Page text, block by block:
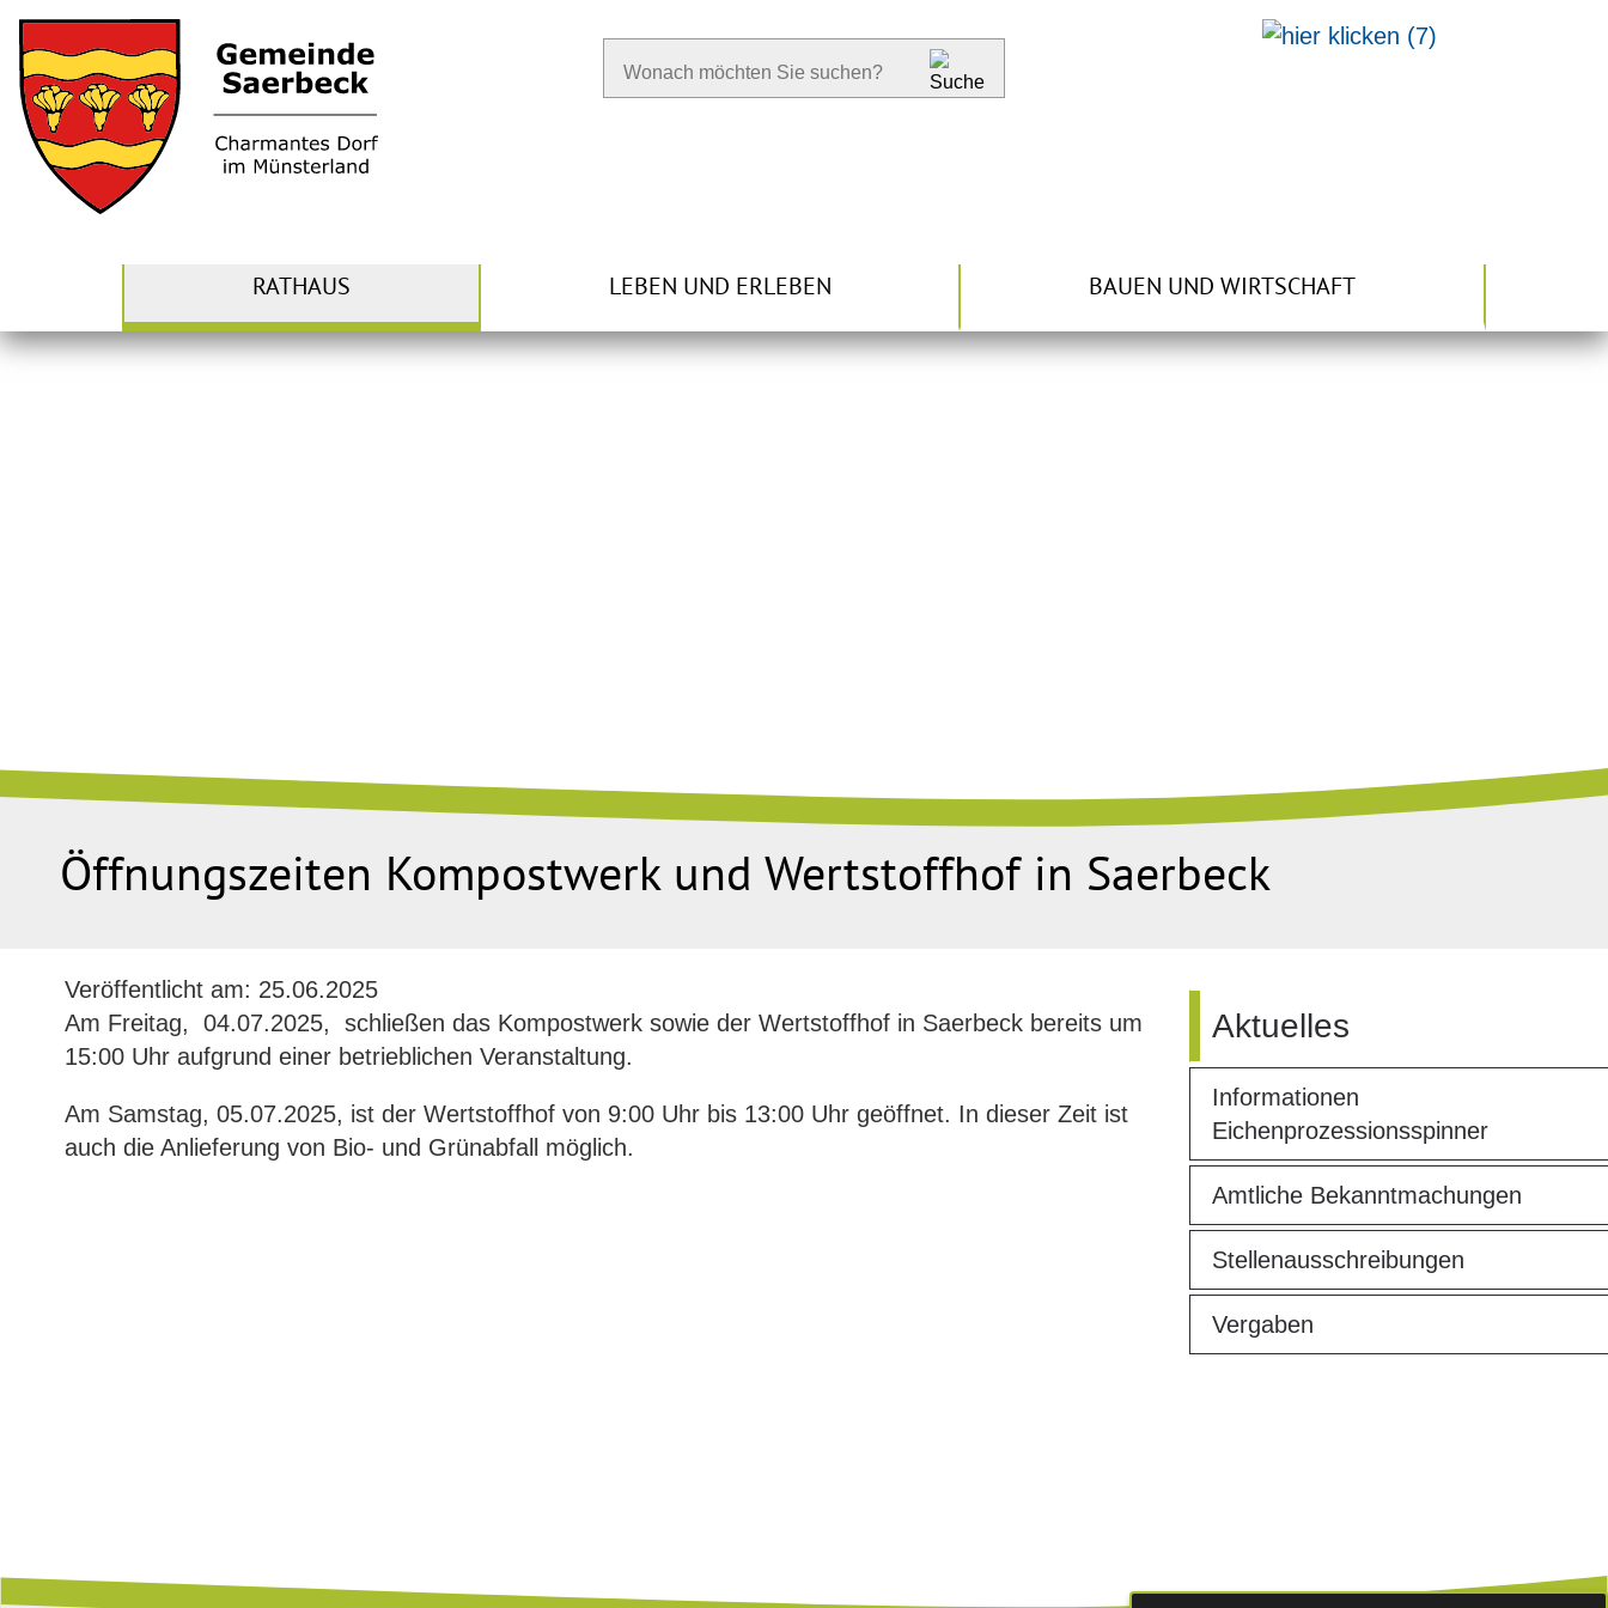
RATHAUS LEBEN UND ERLEBEN BAUEN UND WIRTSCHAFT
Öffnungszeiten Kompostwerk und Wertstoffhof in Saerbeck
Aktuelles
Informationen
Eichenprozessionsspinner
Amtliche Bekanntmachungen
Stellenausschreibungen
Vergaben
Veröffentlicht am: 25.06.2025
Am Freitag, 04.07.2025, schließen das Kompostwerk sowie der Wertstoffhof in Saerbeck bereits um
15:00 Uhr aufgrund einer betrieblichen Veranstaltung.
Am Samstag, 05.07.2025, ist der Wertstoffhof von 9:00 Uhr bis 13:00 Uhr geöffnet. In dieser Zeit ist
auch die Anlieferung von Bio- und Grünabfall möglich.